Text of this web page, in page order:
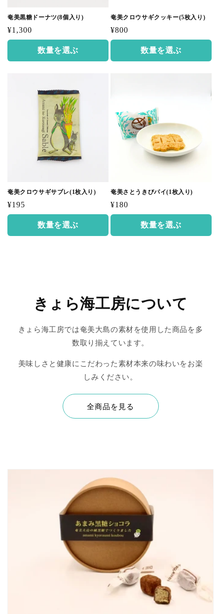
奄美黒糖ドーナツ(8個入り)
通
常
格
¥1,300
数量を選ぶ
奄美クロウサギクッキー(5枚入り)
通
常
格
¥800
数量を選ぶ
奄美クロウサギサブレ(1枚入り)
通
常
格
¥195
数量を選ぶ
奄美さとうきびパイ(1枚入り)
通
常
格
¥180
数量を選ぶ
きょら海工房について
きょら海工房では奄美大島の素材を使用した商品を多
数取り揃えています。
美味しさと健康にこだわった素材本来の味わいをお楽
しみください。
全商品を見る